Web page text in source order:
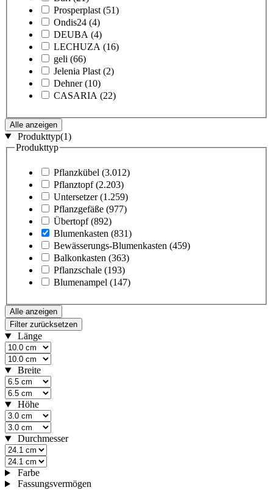
Prosperplast (51)
Ondis24 (4)
DEUBA (4)
LECHUZA (16)
geli (66)
Jelenia Plast (2)
Dehner (10)
CASARIA (22)
Alle anzeigen
Produkttyp(1)
Produkttyp
Pflanzkübel (3.012)
Pflanztopf (2.203)
Untersetzer (1.259)
Pflanzgefäße (977)
Übertopf (892)
Blumenkasten (831)
Bewässerungs-Blumenkasten (459)
Balkonkasten (363)
Pflanzschale (193)
Blumenampel (147)
Alle anzeigen
Filter zurücksetzen
Länge
Breite
Höhe
Durchmesser
Farbe
Fassungsvermögen